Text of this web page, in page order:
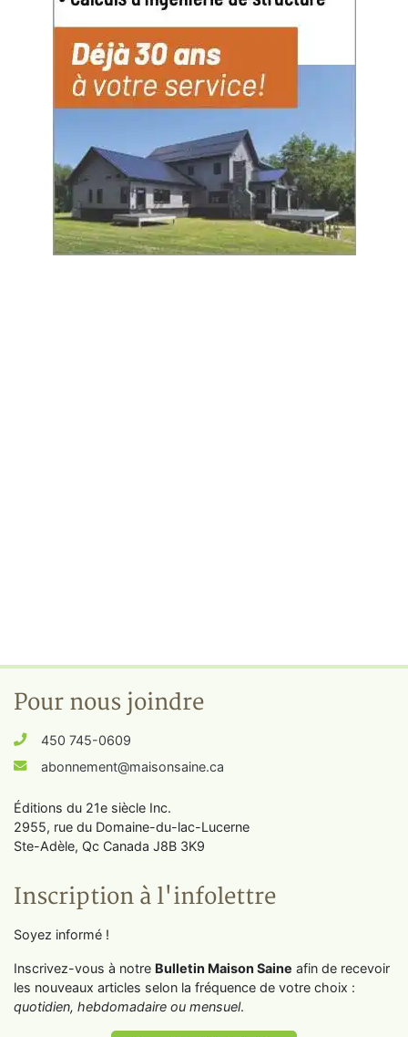
Pour nous joindre
450 745-0609
abonnement@maisonsaine.ca
Éditions du 21e siècle Inc.
2955, rue du Domaine-du-lac-Lucerne
Ste-Adèle, Qc Canada J8B 3K9
Inscription à l'infolettre
Soyez informé !
Inscrivez-vous à notre Bulletin Maison Saine afin de recevoir
les nouveaux articles selon la fréquence de votre choix :
quotidien, hebdomadaire ou mensuel.